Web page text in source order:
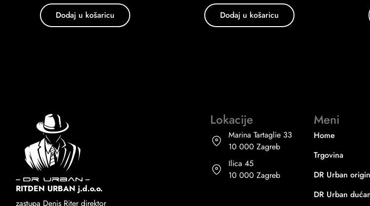
Dodaj u košaricu Dodaj u košaricu
RITDEN URBAN j.d.o.o.
zastupa Denis Riter direktor
Lokacije
Marina Tartaglie 33
10 000 Zagreb
Ilica 45
10 000 Zagreb
Meni
Home
Trgovina
DR Urban
DR Urban